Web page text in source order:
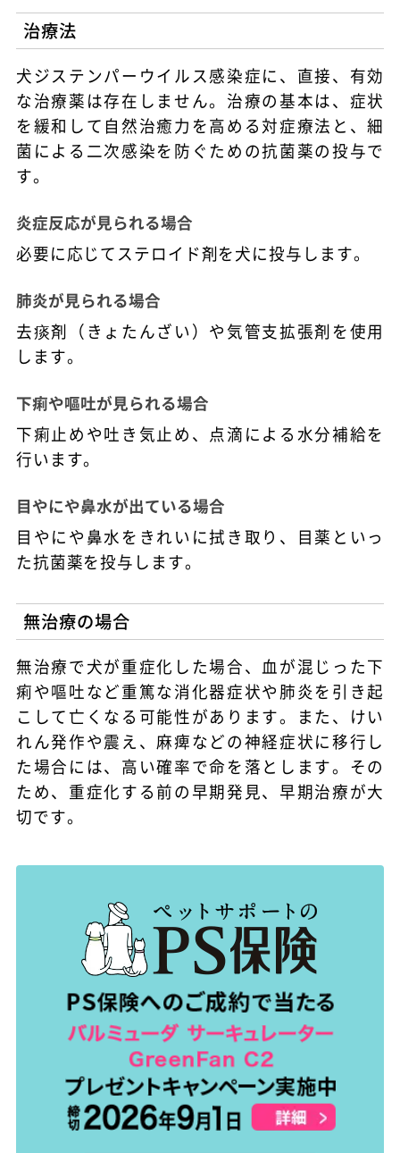
治療法
犬ジステンパーウイルス感染症に、直接、有効
な治療薬は存在しません。治療の基本は、症状
を緩和して自然治癒力を高める対症療法と、細
菌による二次感染を防ぐための抗菌薬の投与で
す。
炎症反応が見られる場合
必要に応じてステロイド剤を犬に投与します。
肺炎が見られる場合
去痰剤（きょたんざい）や気管支拡張剤を使用
します。
下痢や嘔吐が見られる場合
下痢止めや吐き気止め、点滴による水分補給を
行います。
目やにや鼻水が出ている場合
目やにや鼻水をきれいに拭き取り、目薬といっ
た抗菌薬を投与します。
無治療の場合
無治療で犬が重症化した場合、血が混じった下
痢や嘔吐など重篤な消化器症状や肺炎を引き起
こして亡くなる可能性があります。また、けい
れん発作や震え、麻痺などの神経症状に移行し
た場合には、高い確率で命を落とします。その
ため、重症化する前の早期発見、早期治療が大
切です。